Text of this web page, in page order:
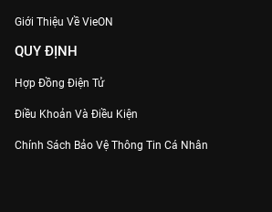
Giới Thiệu Về VieON
QUY ĐỊNH
Hợp Đồng Điện Tử
Điều Khoản Và Điều Kiện
Chính Sách Bảo Vệ Thông Tin Cá Nhân